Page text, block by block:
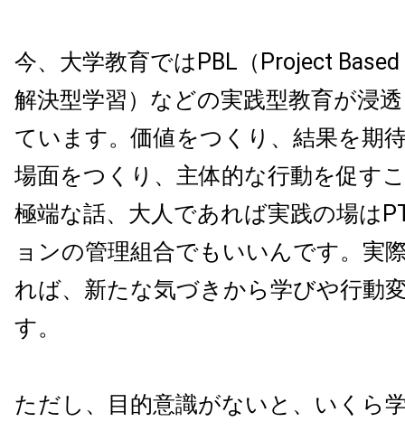
今、大学教育ではPBL（Project
解決型学習）などの実践型教育が浸
ています。価値をつくり、結果を期
場面をつくり、主体的な行動を促す
極端な話、大人であれば実践の場は
ョンの管理組合でもいいんです。実
れば、新たな気づきから学びや行動
す。
ただし、目的意識がないと、いくら